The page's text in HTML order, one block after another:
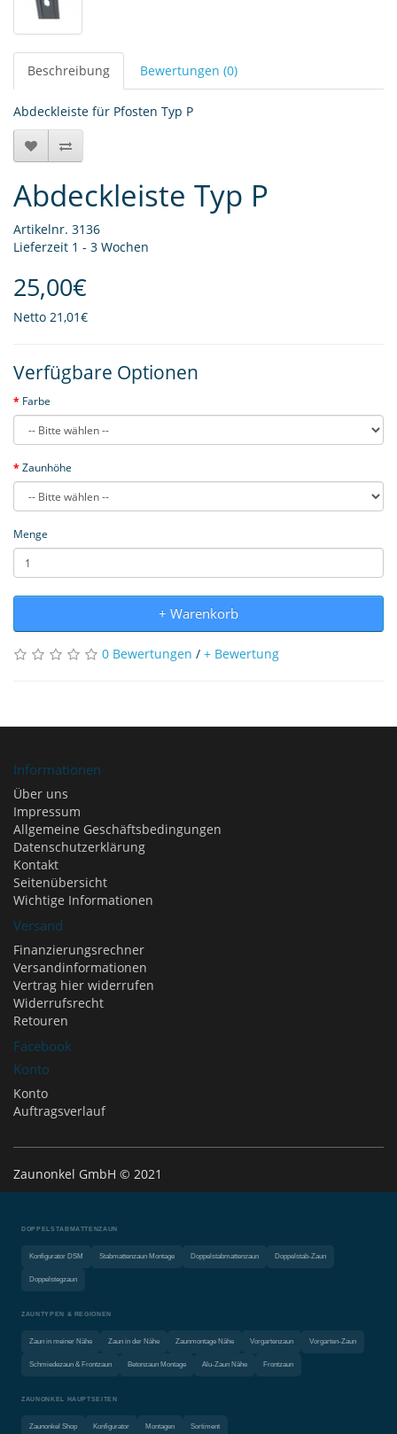
Beschreibung Bewertungen (0)
Abdeckleiste für Pfosten Typ P
Abdeckleiste Typ P
Artikelnr. 3136
Lieferzeit 1 - 3 Wochen
25,00€
Netto 21,01€
Verfügbare Optionen
Farbe
Zaunhöhe
Menge
+ Warenkorb
0 Bewertungen / + Bewertung
Informationen
Über uns
Impressum
Allgemeine Geschäftsbedingungen
Datenschutzerklärung
Kontakt
Seitenübersicht
Wichtige Informationen
Versand
Finanzierungsrechner
Versandinformationen
Vertrag hier widerrufen
Widerrufsrecht
Retouren
Facebook
Konto
Konto
Auftragsverlauf
Zaunonkel GmbH © 2021
DOPPELSTABMATTENZAUN
Konfigurator DSM Stabmattenzaun Montage Doppelstabmattenzaun Doppelstab-Zaun
Doppelstegzaun
ZAUNTYPEN & REGIONEN
Zaun in meiner Nähe Zaun in der Nähe Zaunmontage Nähe Vorgartenzaun Vorgarten-Zaun
Schmiedezaun & Frontzaun Betonzaun Montage Alu-Zaun Nähe Frontzaun
ZAUNONKEL HAUPTSEITEN
Zaunonkel Shop Konfigurator Montagen Sortiment